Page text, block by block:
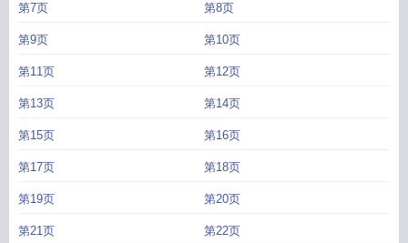
季的意思
四季三餐图片高清
六行四季三餐歌曲 四季三餐下一句
词四季三餐笔趣阁 一日三餐营养健康食谱表
什么 四季三餐在线观看 四季三餐的粗茶淡饭是什么歌
餐四季三餐供应链有限公司 三餐四季烟火暖四季三餐二人一生下联
健康
四季三餐两人聊聊天 四季三餐的唯美句子
一句怎么说
七天食谱一日三餐
餐最火文案短句
二人四季三餐央视四季三餐
第7页 第8页
第9页 第10页
第11页 第12页
第13页 第14页
第15页 第16页
第17页 第18页
第19页 第20页
第21页 第22页